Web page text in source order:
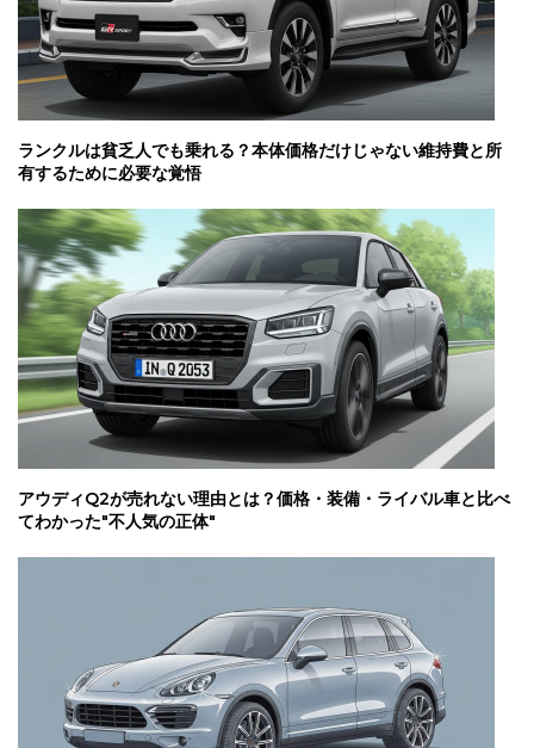
ランクルは貧乏人でも乗れる？本体価格だけじゃない維持費と所
有するために必要な覚悟
アウディQ2が売れない理由とは？価格・装備・ライバル車と比べ
てわかった"不人気の正体"